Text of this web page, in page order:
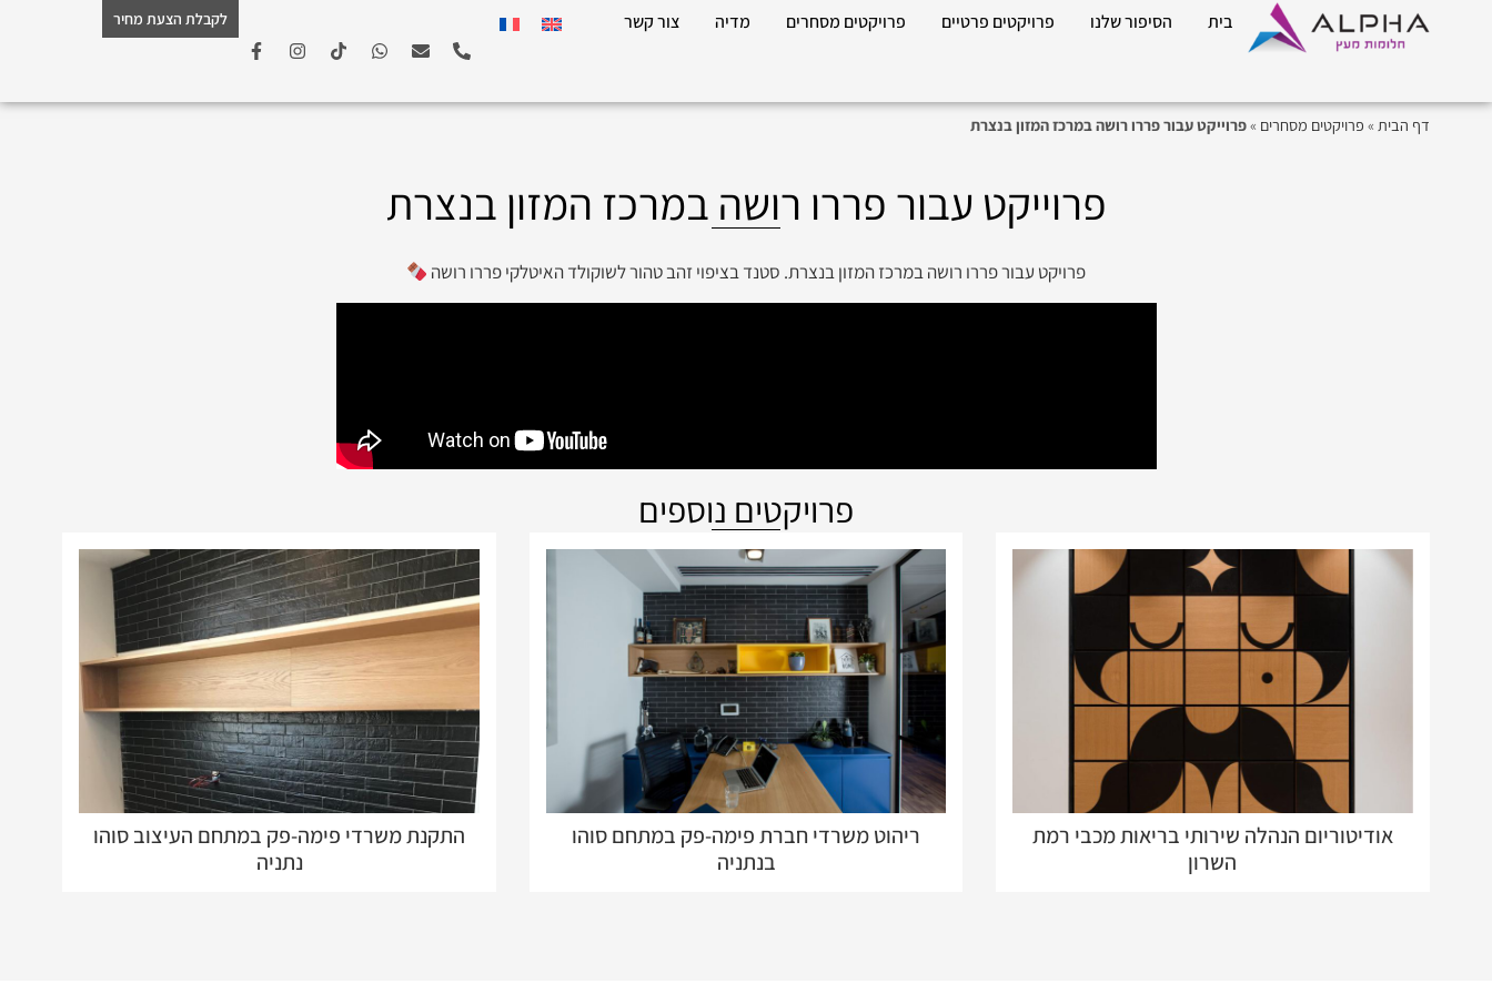
בית הסיפור שלנו פרויקטים פרטיים פרויקטים מסחרים מדיה צור קשר לקבלת הצעת מחיר
דף הבית » פרויקטים מסחרים »פרוייקט עבור פררו רושה במרכז המזון בנצרת
פרוייקט עבור פררו רושה במרכז המזון בנצרת
פרויקט עבור פררו רושה במרכז המזון בנצרת. סטנד בציפוי זהב טהור לשוקולד האיטלקי פררו רושה
פרויקטים נוספים
אודיטוריום הנהלה שירותי בריאות מכבי רמת
השרון
ריהוט משרדי חברת פימה-פק במתחם סוהו
בנתניה
התקנת משרדי פימה-פק במתחם העיצוב סוהו
נתניה